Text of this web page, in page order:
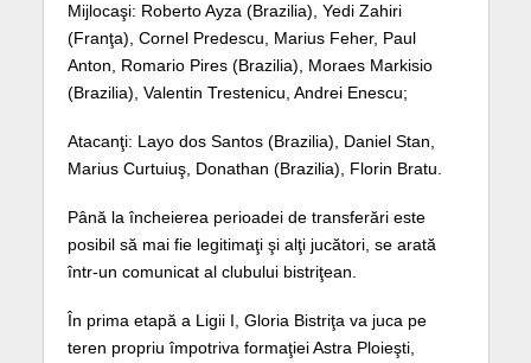
Mijlocaşi: Roberto Ayza (Brazilia), Yedi Zahiri
(Franţa), Cornel Predescu, Marius Feher, Paul
Anton, Romario Pires (Brazilia), Moraes Markisio
(Brazilia), Valentin Trestenicu, Andrei Enescu;
Atacanţi: Layo dos Santos (Brazilia), Daniel Stan,
Marius Curtuiuş, Donathan (Brazilia), Florin Bratu.
Până la încheierea perioadei de transferări este
posibil să mai fie legitimaţi şi alţi jucători, se arată
într-un comunicat al clubului bistriţean.
În prima etapă a Ligii I, Gloria Bistriţa va juca pe
teren propriu împotriva formaţiei Astra Ploieşti,